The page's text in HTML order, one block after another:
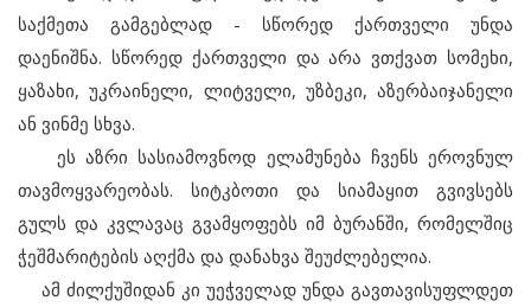
საქმეთა გამგებლად - სწორედ ქართველი უნდა
დაენიშნა. სწორედ ქართველი და არა ვთქვათ სომეხი,
ყაზახი, უკრაინელი, ლიტველი, უზბეკი, აზერბაიჯანელი
ან ვინმე სხვა.
ეს აზრი სასიამოვნოდ ელამუნება ჩვენს ეროვნულ
თავმოყვარეობას. სიტკბოთი და სიამაყით გვივსებს
გულს და კვლავაც გვამყოფებს იმ ბურანში, რომელშიც
ჭეშმარიტების აღქმა და დანახვა შეუძლებელია.
ამ ძილქუშიდან კი უეჭველად უნდა გავთავისუფლდეთ